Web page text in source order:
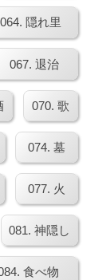
064. 隠れ里
067. 退治
070. 歌
074. 墓
077. 火
081. 神隠し
食べ物